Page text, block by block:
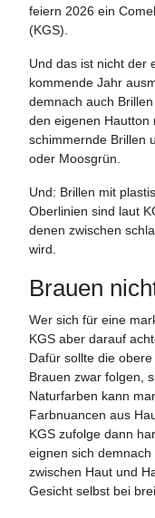
feiern 2026 ein
(KGS).
Und das ist nicht der
kommende Jahr
demnach auch
den eigenen Hautton
schimmernde Brillen
oder Moosgrün.
Und: Brillen mit
Oberlinien sind laut
denen zwischen
wird.
Brauen
Wer sich für eine
KGS aber darauf
Dafür sollte die
Brauen zwar folgen,
Naturfarben kann
Farbnuancen aus
KGS zufolge dann
eignen sich
zwischen Haut und
Gesicht selbst bei